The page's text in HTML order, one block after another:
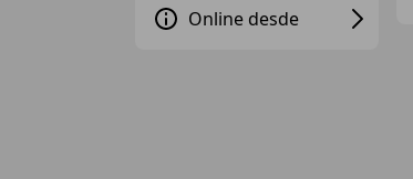
Online desde